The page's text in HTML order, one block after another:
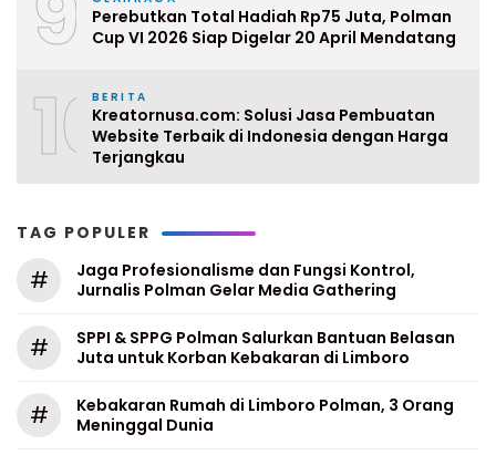
Perebutkan Total Hadiah Rp75 Juta, Polman
Cup VI 2026 Siap Digelar 20 April Mendatang
10BERITA
Kreatornusa.com: Solusi Jasa Pembuatan
Website Terbaik di Indonesia dengan Harga
Terjangkau
TAG POPULER
#
Jaga Profesionalisme dan Fungsi Kontrol,
Jurnalis Polman Gelar Media Gathering
#
SPPI & SPPG Polman Salurkan Bantuan Belasan
Juta untuk Korban Kebakaran di Limboro
#
Kebakaran Rumah di Limboro Polman, 3 Orang
Meninggal Dunia